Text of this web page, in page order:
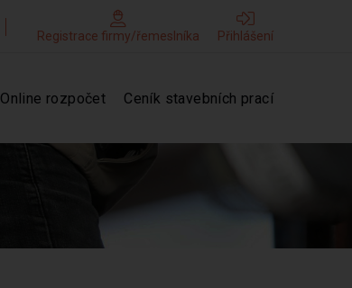
Registrace firmy/řemeslníka Přihlášení
Online rozpočet Ceník stavebních prací